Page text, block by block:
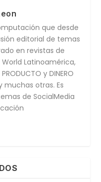
que desde
editorial de temas
en revistas de
Latinoamérica,
y DINERO
muchas otras. Es
de SocialMedia